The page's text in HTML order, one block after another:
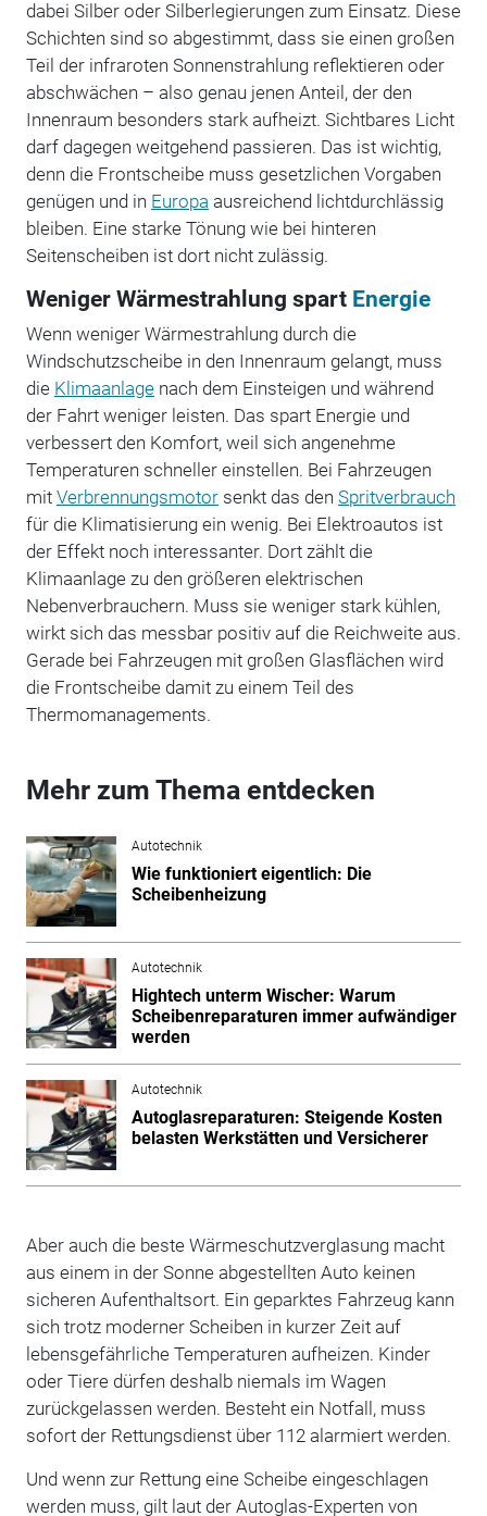
dabei Silber oder Silberlegierungen zum Einsatz. Diese
Schichten sind so abgestimmt, dass sie einen großen
Teil der infraroten Sonnenstrahlung reflektieren oder
abschwächen – also genau jenen Anteil, der den
Innenraum besonders stark aufheizt. Sichtbares Licht
darf dagegen weitgehend passieren. Das ist wichtig,
denn die Frontscheibe muss gesetzlichen Vorgaben
genügen und in Europa ausreichend lichtdurchlässig
bleiben. Eine starke Tönung wie bei hinteren
Seitenscheiben ist dort nicht zulässig.
Weniger Wärmestrahlung spart Energie
Wenn weniger Wärmestrahlung durch die
Windschutzscheibe in den Innenraum gelangt, muss
die Klimaanlagenach dem Einsteigen und während
der Fahrt weniger leisten. Das spart Energie und
verbessert den Komfort, weil sich angenehme
Temperaturen schneller einstellen. Bei Fahrzeugen
mit Verbrennungsmotorsenkt das den Spritverbrauch
für die Klimatisierung ein wenig. Bei Elektroautos ist
der Effekt noch interessanter. Dort zählt die
Klimaanlage zu den größeren elektrischen
Nebenverbrauchern. Muss sie weniger stark kühlen,
wirkt sich das messbar positiv auf die Reichweite aus.
Gerade bei Fahrzeugen mit großen Glasflächen wird
die Frontscheibe damit zu einem Teil des
Thermomanagements.
Mehr zum Thema entdecken
Autotechnik
Wie funktioniert eigentlich: Die
Scheibenheizung
Autotechnik
Hightech unterm Wischer: Warum
Scheibenreparaturen immer aufwändiger
werden
Autotechnik
Autoglasreparaturen: Steigende Kosten
belasten Werkstätten und Versicherer
Aber auch die beste Wärmeschutzverglasung macht
aus einem in der Sonne abgestellten Auto keinen
sicheren Aufenthaltsort. Ein geparktes Fahrzeug kann
sich trotz moderner Scheiben in kurzer Zeit auf
lebensgefährliche Temperaturen aufheizen. Kinder
oder Tiere dürfen deshalb niemals im Wagen
zurückgelassen werden. Besteht ein Notfall, muss
sofort der Rettungsdienst über 112 alarmiert werden.
Und wenn zur Rettung eine Scheibe eingeschlagen
werden muss, gilt laut der Autoglas-Experten von